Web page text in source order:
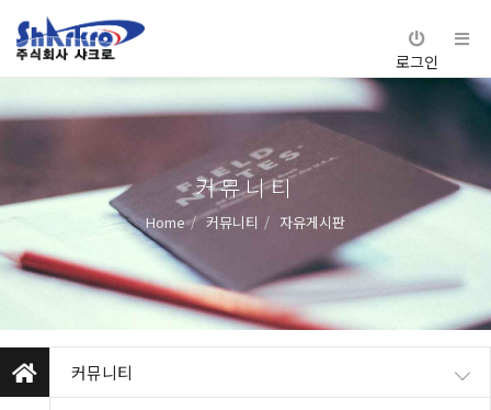
로그인
커뮤니티
Home 커뮤니티 자유게시판
커뮤니티